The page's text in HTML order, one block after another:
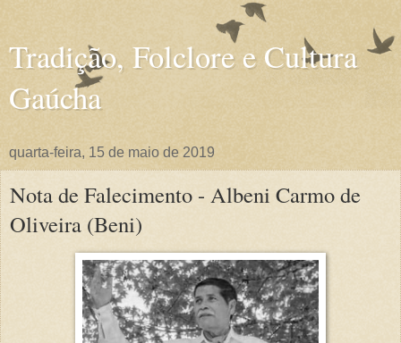
Tradição, Folclore e Cultura
Gaúcha
quarta-feira, 15 de maio de 2019
Nota de Falecimento - Albeni Carmo de
Oliveira (Beni)